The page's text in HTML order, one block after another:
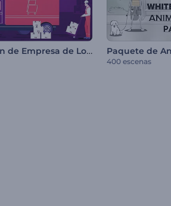
Promoción de Empresa de Logística
400 escenas